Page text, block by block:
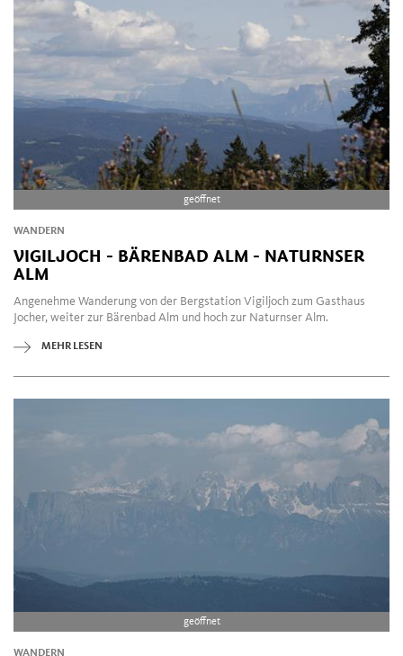
geöffnet
WANDERN
VIGILJOCH - BÄRENBAD ALM - NATURNSER
ALM
Angenehme Wanderung von der Bergstation Vigiljoch zum Gasthaus
Jocher, weiter zur Bärenbad Alm und hoch zur Naturnser Alm.
MEHR LESEN
geöffnet
WANDERN